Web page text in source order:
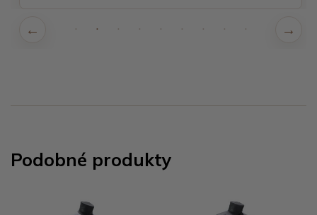
Podobné produkty